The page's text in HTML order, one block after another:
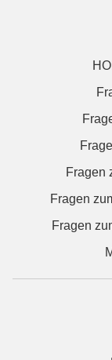
Fragen
Fragen
Fragen